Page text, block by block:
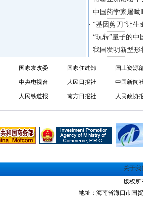
· 中国药学家屠
· “基因剪刀”让生
· “玩转”量子的
· 我国发明新型形
国家发改委 国家住建部 国土资源
中央电视台 人民日报社 中国新闻
人民铁道报 南方日报社 人民政协
关于我
版权所
地址：海南省海口市国贸